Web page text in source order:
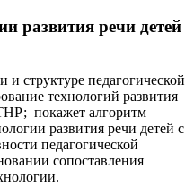
развития речи детей
структуре педагогической
технологий развития
покажет алгоритм
развития речи детей с
педагогической
сопоставления